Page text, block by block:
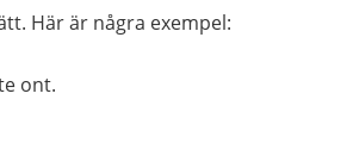
Här är några exempel:
ont.